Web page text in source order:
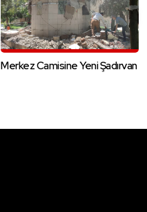
Merkez Camisine Yeni Şadırvan